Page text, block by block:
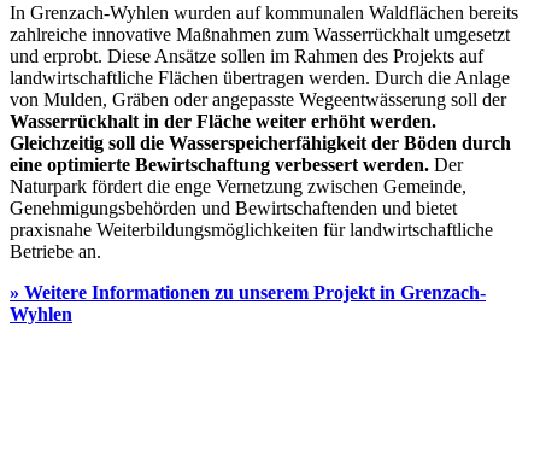
In Grenzach-Wyhlen wurden auf kommunalen Waldflächen bereits
zahlreiche innovative Maßnahmen zum Wasserrückhalt umgesetzt
und erprobt. Diese Ansätze sollen im Rahmen des Projekts auf
landwirtschaftliche Flächen übertragen werden. Durch die Anlage
von Mulden, Gräben oder angepasste Wegeentwässerung soll der
Wasserrückhalt in der Fläche weiter erhöht werden.
Gleichzeitig soll die Wasserspeicherfähigkeit der Böden durch
eine optimierte Bewirtschaftung verbessert werden. Der
Naturpark fördert die enge Vernetzung zwischen Gemeinde,
Genehmigungsbehörden und Bewirtschaftenden und bietet
praxisnahe Weiterbildungsmöglichkeiten für landwirtschaftliche
Betriebe an.
» Weitere Informationen zu unserem Projekt in Grenzach-
Wyhlen